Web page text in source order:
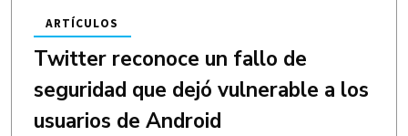
Twitter reconoce un fallo de
seguridad que dejó vulnerable a los
usuarios de Android
ARTÍCULOS